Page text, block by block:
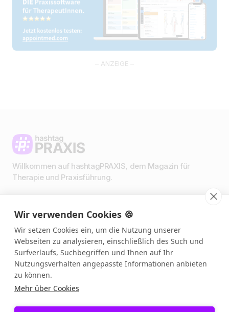
– ANZEIGE –
Willkommen auf hashtagPRAXIS, dem Magazin für
Therapie und Praxisführung.
Impressum & Datenschutz
AGBs
Presse & Medien
Podcast 🎙️
Link in Bio
Wir verwenden Cookies 🍪
Wir setzen Cookies ein, um die Nutzung unserer
Webseiten zu analysieren, einschließlich des Such und
Surfverlaufs, Suchbegriffen und Ihnen auf Ihr
Nutzungsverhalten angepasste Informationen anbieten
zu können.
Mehr über Cookies